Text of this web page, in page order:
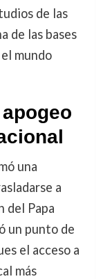
de las
de las bases
mundo
una
a
del Papa
un punto de
el acceso a
más